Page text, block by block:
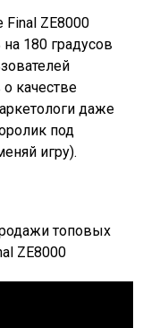
Final ZE8000
180 градусов
качестве
даже
под
игру).